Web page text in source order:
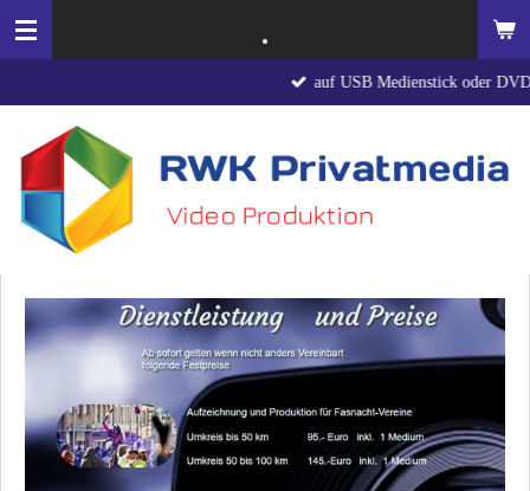
Zum
.
auf USB Medienstick oder DVD